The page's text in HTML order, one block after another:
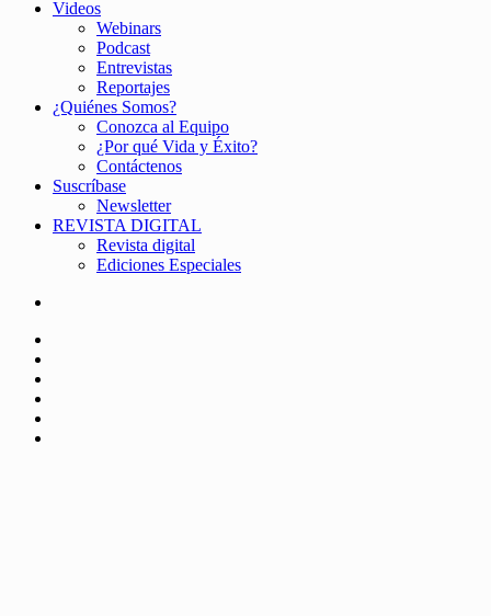
Videos
Webinars
Podcast
Entrevistas
Reportajes
¿Quiénes Somos?
Conozca al Equipo
¿Por qué Vida y Éxito?
Contáctenos
Suscríbase
Newsletter
REVISTA DIGITAL
Revista digital
Ediciones Especiales